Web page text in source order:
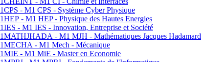
- M1 CPS - Système Cyber Physique
- M1 HEP - Physique des Hautes Energies
- M1 IES - Innovation, Entreprise et Société
- M1 MJH - Mathématiques Jacques Hadamard
- M1 Mech - Mécanique
- M1 MiE - Master en Economie